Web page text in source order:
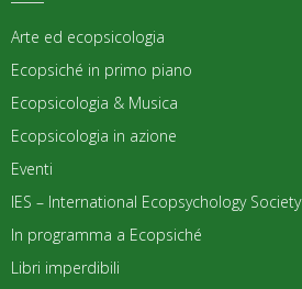
Arte ed ecopsicologia
Ecopsiché in primo piano
Ecopsicologia & Musica
Ecopsicologia in azione
Eventi
IES – International Ecopsychology Society
In programma a Ecopsiché
Libri imperdibili